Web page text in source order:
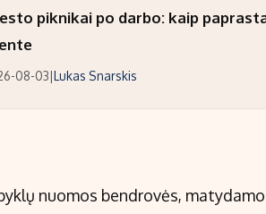
piknikai po darbo: kaip
08-03|Lukas Snarskis
nuomos bendrovės,